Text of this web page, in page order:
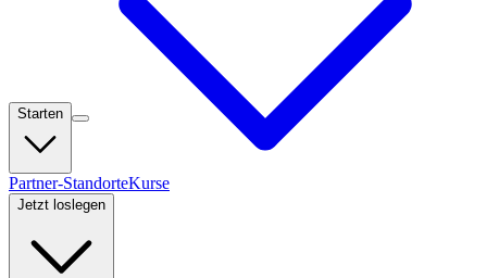
Starten
Partner-StandorteKurse
Jetzt loslegen